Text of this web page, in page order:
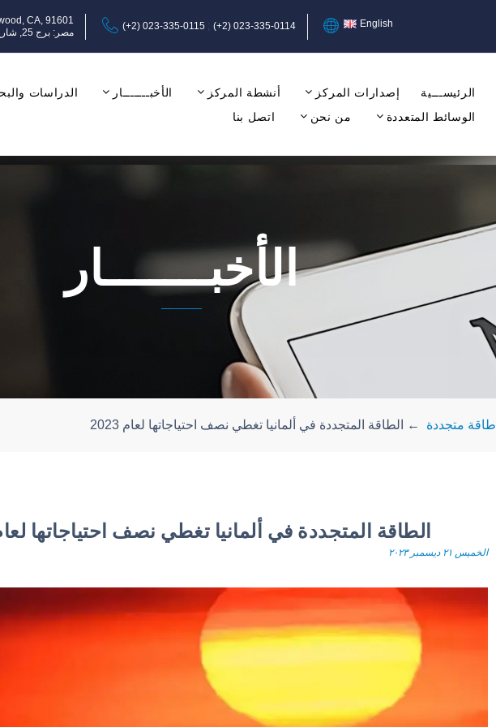
CA, 91601
مصر: برج 25, شارع عبد المنعم رياض, المهندسين, الجيزة, الدور الثامن, مكتب 17-18.
(+2) 023-335-0115 (+2) 023-335-0114 English
الرئيســـية إصدارات المركز أنشطة المركز الأخبـــــــار
الدراسات
الوسائط المتعددة
من نحن اتصل بنا
الأخبـــــــار
طاقة متجددة ← الطاقة المتجددة في ألمانيا تغطي نصف احتياجاتها لعام 2023
الطاقة المتجددة في ألمانيا تغطي نصف احتياجاتها لعام
الخميس ٢١ ديسمبر ٢٠٢٣